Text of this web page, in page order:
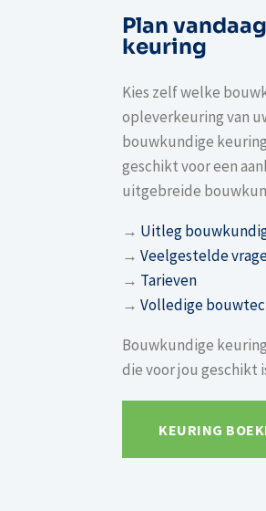
Plan
keuring
Kies zelf welke
opleverkeuring van
bouwkundige
geschikt voor een
uitgebreide
→ Uitleg
→Veelgestelde
→ Tarieven
→Volledige
Bouwkundige
die voor jou geschikt
KEURING